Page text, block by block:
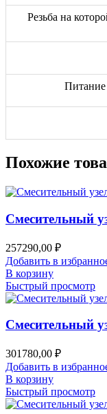
Резьба на
Питание
Похожие
Смесительный
257290,00 ₽
Добавить в
В корзину
Быстрый просмотр
Смесительный
301780,00 ₽
Добавить в
В корзину
Быстрый просмотр